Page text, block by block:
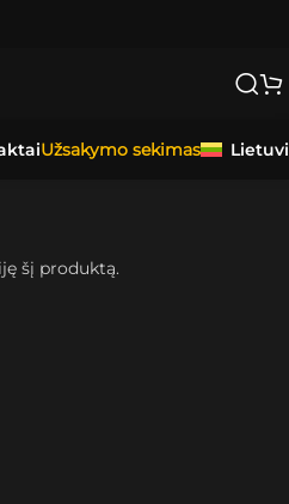
Užsakymo sekimas
šį produktą.